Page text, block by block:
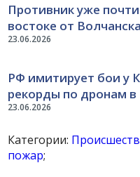
23.06.2026
Противник уже
востоке от
23.06.2026
РФ имитирует бои у
рекорды по дронам
Категории:
пожар;